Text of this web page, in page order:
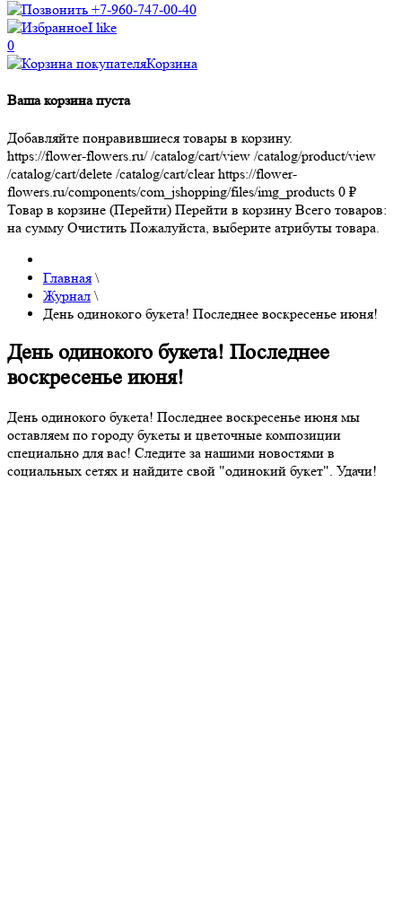
+7-960-747-00-40
I like
0
Корзина
Ваша корзина пуста
Добавляйте понравившиеся товары в корзину.
https://flower-flowers.ru/ /catalog/cart/view /catalog/product/view
/catalog/cart/delete /catalog/cart/clear https://flower-
flowers.ru/components/com_jshopping/files/img_products 0 ₽
Товар в корзине (Перейти) Перейти в корзину Всего товаров:
на сумму Очистить Пожалуйста, выберите атрибуты товара.
Главная \
Журнал \
День одинокого букета! Последнее воскресенье июня!
День одинокого букета! Последнее
воскресенье июня!
День одинокого букета! Последнее воскресенье июня мы
оставляем по городу букеты и цветочные композиции
специально для вас! Следите за нашими новостями в
социальных сетях и найдите свой "одинокий букет". Удачи!